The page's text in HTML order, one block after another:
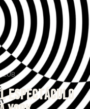
espectáculo